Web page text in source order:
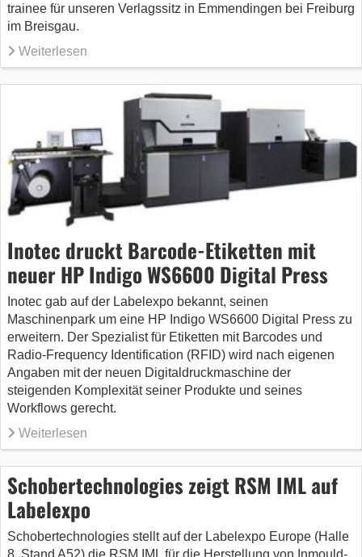
trainee für unseren Verlagssitz in Emmendingen bei Freiburg
im Breisgau.
Weiterlesen
Inotec druckt Barcode-Etiketten mit
neuer HP Indigo WS6600 Digital Press
Inotec gab auf der Labelexpo bekannt, seinen
Maschinenpark um eine HP Indigo WS6600 Digital Press zu
erweitern. Der Spezialist für Etiketten mit Barcodes und
Radio-Frequency Identification (RFID) wird nach eigenen
Angaben mit der neuen Digitaldruckmaschine der
steigenden Komplexität seiner Produkte und seines
Workflows gerecht.
Weiterlesen
Schobertechnologies zeigt RSM IML auf
Labelexpo
Schobertechnologies stellt auf der Labelexpo Europe (Halle